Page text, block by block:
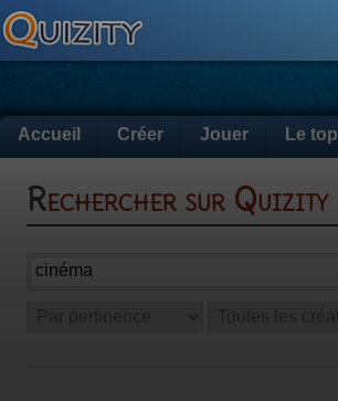
Accueil Créer Jouer Le top
Rechercher sur Quizity